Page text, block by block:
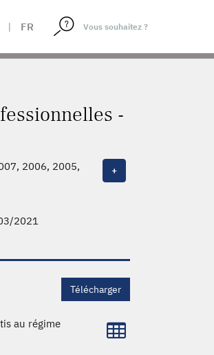
| FR
-
2006, 2005,
+
2021
Télécharger
au régime